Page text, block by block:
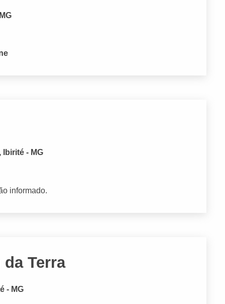
Ibirité - MG
informado.
Terra
- MG